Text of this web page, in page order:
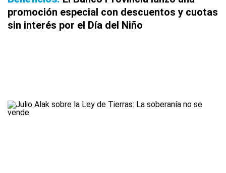
promoción especial con descuentos y cuotas
sin interés por el Día del Niño